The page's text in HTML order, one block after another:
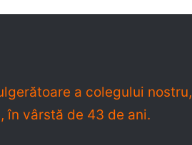
a colegului nostru,
în vârstă de 43 de ani.